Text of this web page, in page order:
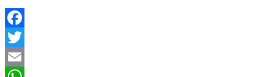
Facebook
Twitter